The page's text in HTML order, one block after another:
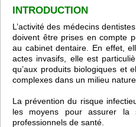
INTRODUCTION
L’activité des médecins
doivent être prises en compte
au cabinet dentaire. En effet,
actes invasifs, elle est
qu’aux produits biologiques et
complexes dans un milieu
La prévention du risque
les moyens pour assurer la
professionnels de santé.